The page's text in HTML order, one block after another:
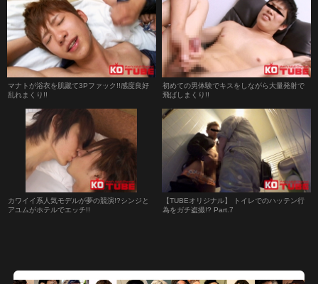
マナトが浴衣を肌蹴て3Pファック!!感度良好
乱れまくり!!
初めての男体験でキスをしながら大量発射で
飛ばしまくり!!
カワイイ系人気モデルが夢の競演!?シンジと
アユムがホテルでエッチ!!
【TUBEオリジナル】 トイレでのハッテン行
為をガチ盗撮!? Part.7